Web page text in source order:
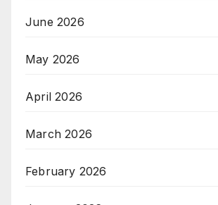
June 2026
May 2026
April 2026
March 2026
February 2026